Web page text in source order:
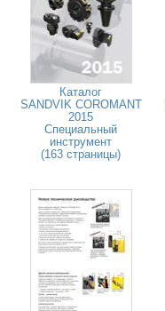
Каталог
SANDVIK COROMANT
2015
Специальный
инструмент
(163 страницы)